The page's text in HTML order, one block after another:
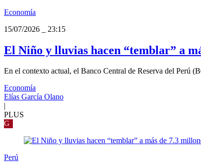
Economía
15/07/2026
23:15
El Niño y lluvias hacen “temblar” a
En el contexto actual, el Banco Central de Reserva del Perú
Economía
Elías García Olano
PLUS
G
Perú